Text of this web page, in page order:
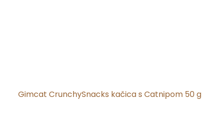
Gimcat CrunchySnacks kačica s Catnipom 50 g